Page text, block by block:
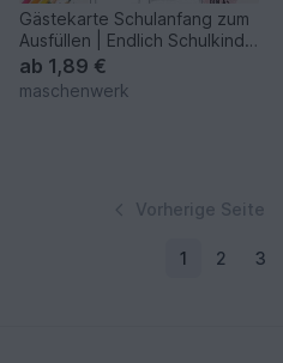
Gästekarte Schulanfang zum
Ausfüllen | Endlich Schulkind |
PDF
ab 1,89 €
maschenwerk
Vorherige Seite
1 2 3